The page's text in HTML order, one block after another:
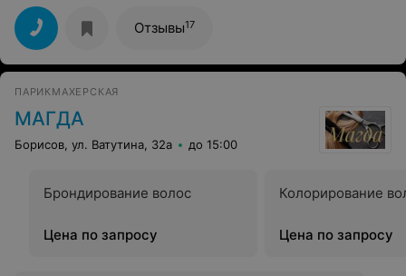
переход и отличная стрижка за привлекательную
цену!!!)))) Всем советую!!! Большое спасибо!
Отзывы17
ПАРИКМАХЕРСКАЯ
МАГДА
Борисов, ул. Ватутина, 32а до 15:00
Брондирование волос
Цена по запросу
Колорирование
Цена по запросу